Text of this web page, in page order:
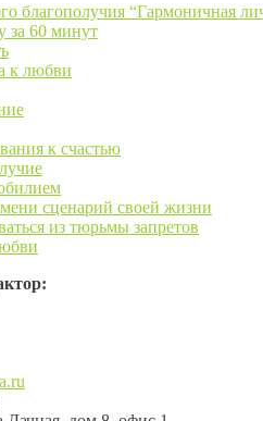
благополучия “Гармоничная
за 60 минут
к любви
к счастью
сценарий своей жизни
из тюрьмы запретов